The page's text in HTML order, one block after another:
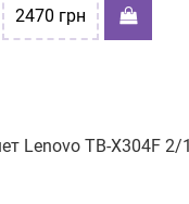
2470 грн